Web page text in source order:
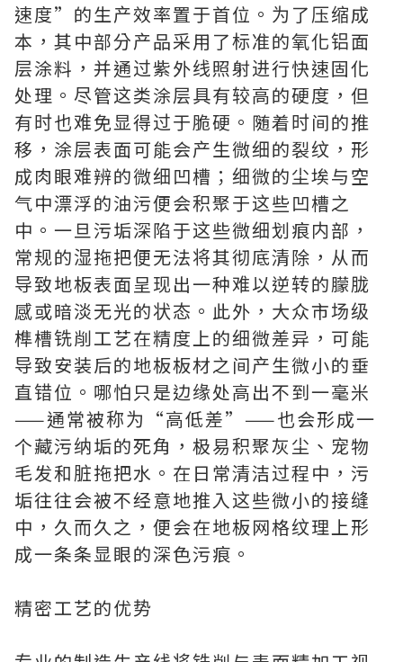
速度”的生产效率置于首位。为了压缩成
本，其中部分产品采用了标准的氧化铝面
层涂料，并通过紫外线照射进行快速固化
处理。尽管这类涂层具有较高的硬度，但
有时也难免显得过于脆硬。随着时间的推
移，涂层表面可能会产生微细的裂纹，形
成肉眼难辨的微细凹槽；细微的尘埃与空
气中漂浮的油污便会积聚于这些凹槽之
中。一旦污垢深陷于这些微细划痕内部，
常规的湿拖把便无法将其彻底清除，从而
导致地板表面呈现出一种难以逆转的朦胧
感或暗淡无光的状态。此外，大众市场级
榫槽铣削工艺在精度上的细微差异，可能
导致安装后的地板板材之间产生微小的垂
直错位。哪怕只是边缘处高出不到一毫米
——通常被称为“高低差”——也会形成一
个藏污纳垢的死角，极易积聚灰尘、宠物
毛发和脏拖把水。在日常清洁过程中，污
垢往往会被不经意地推入这些微小的接缝
中，久而久之，便会在地板网格纹理上形
成一条条显眼的深色污痕。
精密工艺的优势